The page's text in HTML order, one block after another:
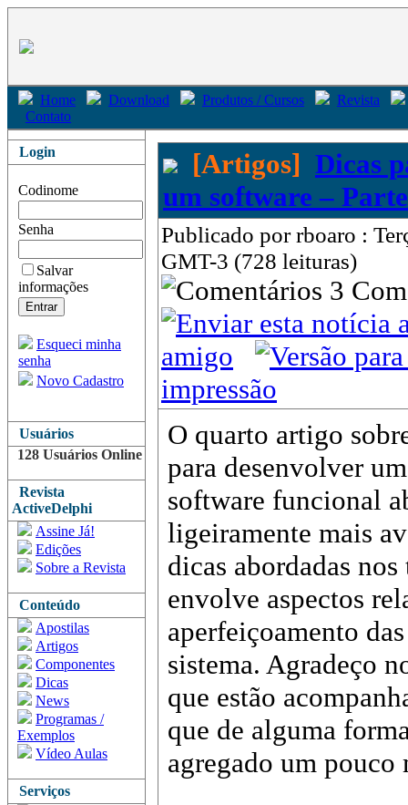
Home Download Produtos / Cursos
Revista
Contato
Login
Codinome
Senha
Salvar
informações
Esqueci minha
senha
Novo Cadastro
Usuários
128 Usuários Online
Revista
ActiveDelphi
Assine Já!
Edições
Sobre a Revista
Conteúdo
Apostilas
Artigos
Componentes
Dicas
News
Programas /
Exemplos
Vídeo Aulas
Serviços
[Artigos] Dicas
um software –
Publicado por rboaro :
GMT-3 (728 leituras)
3
amigo
impressão
O quarto artigo
para desenvolver um
software funcional
ligeiramente mais
dicas abordadas
envolve aspectos
aperfeiçoamento
sistema. Agradeço
que estão
que de alguma
agregado um pouco